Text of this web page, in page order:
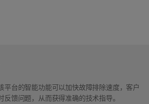
平台的智能功能可以加快故障排除速度，客户
反馈问题，从而获得准确的技术指导。